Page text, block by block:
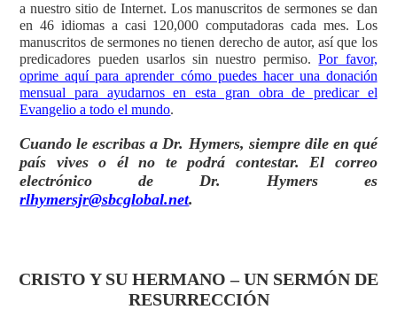
a nuestro sitio de Internet. Los manuscritos de sermones se dan
en 46 idiomas a casi 120,000 computadoras cada mes. Los
manuscritos de sermones no tienen derecho de autor, así que los
predicadores pueden usarlos sin nuestro permiso.Por favor,
oprime aquí para aprender cómo puedes hacer una donación
mensual para ayudarnos en esta gran obra de predicar el
Evangelio a todo el mundo.
Cuando le escribas a Dr. Hymers, siempre dile en qué
país vives o él no te podrá contestar. El correo
electrónico de Dr. Hymers es
rlhymersjr@sbcglobal.net.
CRISTO Y SU HERMANO – UN SERMÓN DE
RESURRECCIÓN